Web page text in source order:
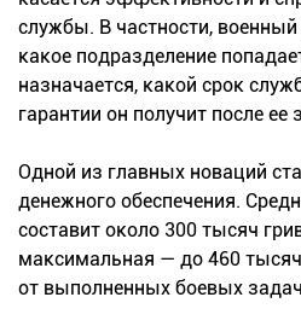
службы. В частности,
какое подразделение
назначается, какой срок
гарантии он получит после ее
Одной из главных новаций
денежного обеспечения.
составит около 300 тысяч
максимальная — до 460
от выполненных боевых